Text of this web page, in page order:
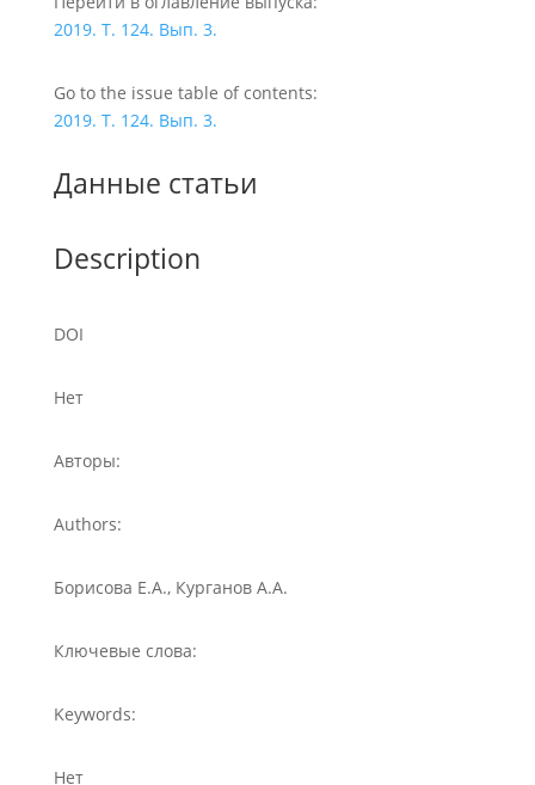
2019. Т. 124. Вып. 3.
Go to the issue table of contents:
2019. Т. 124. Вып. 3.
Данные статьи
Description
DOI
Нет
Авторы:
Authors:
Борисова Е.А., Курганов А.А.
Ключевые слова:
Keywords:
Нет